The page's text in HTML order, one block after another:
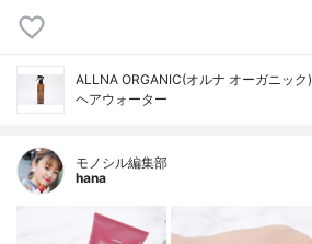
ALLNA ORGANIC(オルナ オーガニック)
ヘアウォーター
モノシル編集部
hana